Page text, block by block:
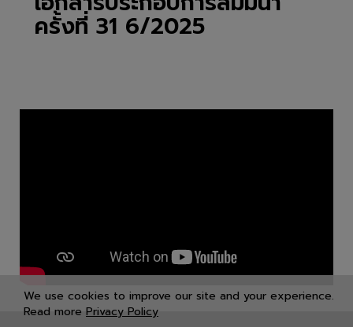
ครั้งที่ 31 6/2025
We use cookies to improve our site and your experience.
Read more Privacy Policy